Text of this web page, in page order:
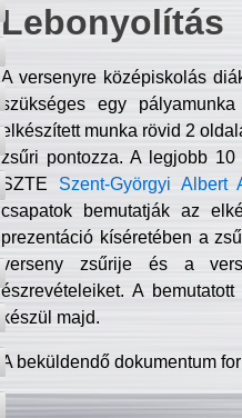
Lebonyolítás
A versenyre középiskolás
szükséges egy
elkészített munka rövid 2
zsűri pontozza. A legjobb
SZTE Szent-Györgyi Albert
csapatok bemutatják az
prezentáció kíséretében a
verseny zsűrije és a
észrevételeiket. A
készül majd.
A beküldendő dokumentum